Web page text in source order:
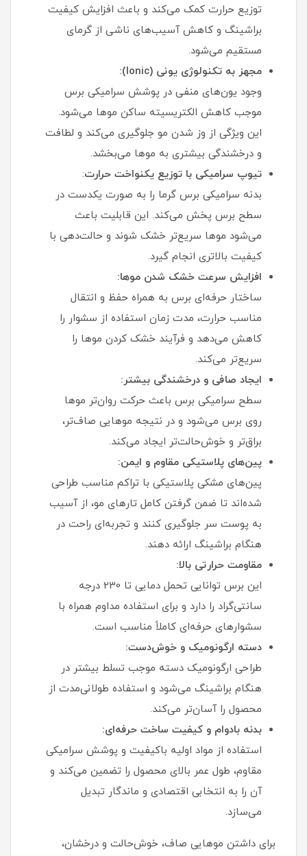
توزیع حرارت کمک می‌کند و باعث افزایش کیفیت
براشینگ و کاهش آسیب‌های ناشی از گرمای
مستقیم می‌شود.
مجهز به تکنولوژی یونی (Ionic):
وجود یون‌های منفی در پوشش سرامیکی برس
موجب کاهش الکتریسیته ساکن موها می‌شود.
این ویژگی از وز شدن مو جلوگیری می‌کند و لطافت
و درخشندگی بیشتری به موها می‌بخشد.
تیوپ سرامیکی با توزیع یکنواخت حرارت:
بدنه سرامیکی برس گرما را به صورت یکدست در
سطح برس پخش می‌کند. این قابلیت باعث
می‌شود موها سریع‌تر خشک شوند و حالت‌دهی با
کیفیت بالاتری انجام گیرد.
افزایش سرعت خشک شدن موها:
ساختار حرفه‌ای برس به همراه حفظ و انتقال
مناسب حرارت، مدت زمان استفاده از سشوار را
کاهش می‌دهد و فرآیند خشک کردن موها را
سریع‌تر می‌کند.
ایجاد صافی و درخشندگی بیشتر:
سطح سرامیکی برس باعث حرکت روان‌تر موها
روی برس می‌شود و در نتیجه موهایی صاف‌تر،
براق‌تر و خوش‌حالت‌تر ایجاد می‌کند.
پین‌های پلاستیکی مقاوم و ایمن:
پین‌های مشکی پلاستیکی با تراکم مناسب طراحی
شده‌اند تا ضمن گرفتن کامل تارهای مو، از آسیب
به پوست سر جلوگیری کنند و تجربه‌ای راحت در
هنگام براشینگ ارائه دهند.
مقاومت حرارتی بالا:
این برس توانایی تحمل دمایی تا 230 درجه
سانتی‌گراد را دارد و برای استفاده مداوم همراه با
سشوارهای حرفه‌ای کاملاً مناسب است.
دسته ارگونومیک و خوش‌دست:
طراحی ارگونومیک دسته موجب تسلط بیشتر در
هنگام براشینگ می‌شود و استفاده طولانی‌مدت از
محصول را آسان‌تر می‌کند.
بدنه بادوام و کیفیت ساخت حرفه‌ای:
استفاده از مواد اولیه باکیفیت و پوشش سرامیکی
مقاوم، طول عمر بالای محصول را تضمین می‌کند و
آن را به انتخابی اقتصادی و ماندگار تبدیل
می‌سازد.
برای داشتن موهایی صاف، خوش‌حالت و درخشان،